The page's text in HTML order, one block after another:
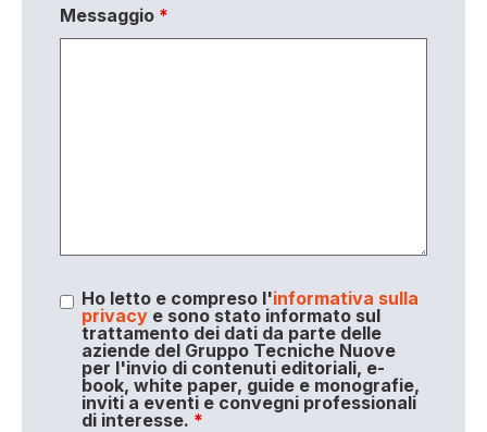
Messaggio *
Ho letto e compreso l'informativa sulla
privacye sono stato informato sul
trattamento dei dati da parte delle
aziende del Gruppo Tecniche Nuove
per l'invio di contenuti editoriali, e-
book, white paper, guide e monografie,
inviti a eventi e convegni professionali
di interesse. *